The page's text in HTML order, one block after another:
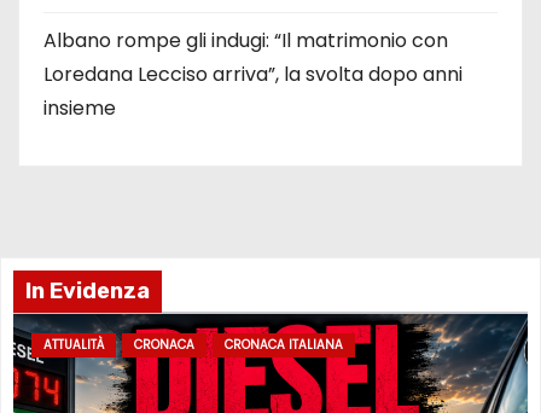
Albano rompe gli indugi: “Il matrimonio con
Loredana Lecciso arriva”, la svolta dopo anni
insieme
In Evidenza
ATTUALITÀ CRONACA CRONACA ITALIANA